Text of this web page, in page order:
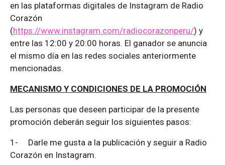
en las plataformas digitales de Instagram de Radio
Corazón
(https://www.instagram.com/radiocorazonperu/) y
entre las 12:00 y 20:00 horas. El ganador se anuncia
el mismo día en las redes sociales anteriormente
mencionadas.
MECANISMO Y CONDICIONES DE LA PROMOCIÓN
Las personas que deseen participar de la presente
promoción deberán seguir los siguientes pasos:
1- Darle me gusta a la publicación y seguir a Radio
Corazón en Instagram.